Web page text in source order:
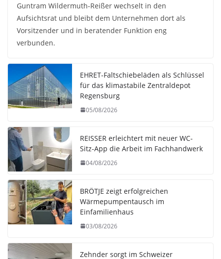
Guntram Wildermuth-Reißer wechselt in den
Aufsichtsrat und bleibt dem Unternehmen dort als
Vorsitzender und in beratender Funktion eng
verbunden.
EHRET-Faltschiebeläden als Schlüssel
für das klimastabile Zentraldepot
Regensburg
05/08/2026
REISSER erleichtert mit neuer WC-
Sitz-App die Arbeit im Fachhandwerk
04/08/2026
BRÖTJE zeigt erfolgreichen
Wärmepumpentausch im
Einfamilienhaus
03/08/2026
Zehnder sorgt im Schweizer